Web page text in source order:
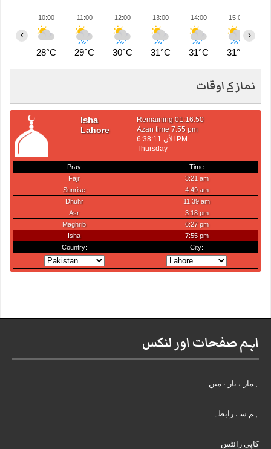
10:00
28°C
11:00
29°C
12:00
30°C
13:00
31°C
14:00
31°C
15:00
31°C
‹ ›
نماز کے اوقات
اہم صفحات اور لنکس
ہمارے بارے میں
ہم سے رابطہ
کاپی رائٹس